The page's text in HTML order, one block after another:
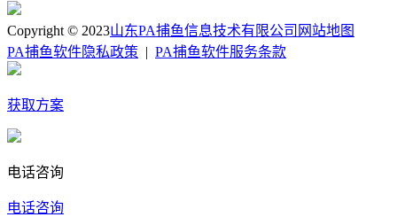
Copyright © 2023山东PA捕鱼信息技术有限公司 网站地图
PA捕鱼软件隐私政策
PA捕鱼软件服务条款
获取方案
电话咨询
电话咨询